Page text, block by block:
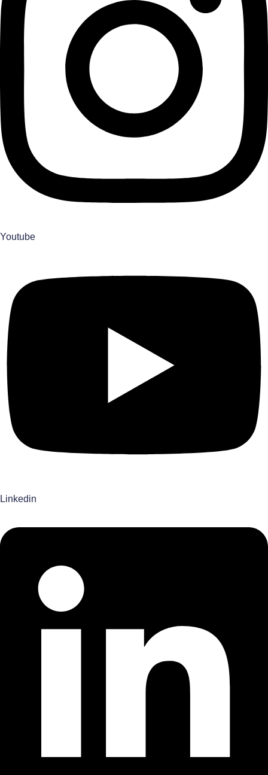
Youtube
Linkedin